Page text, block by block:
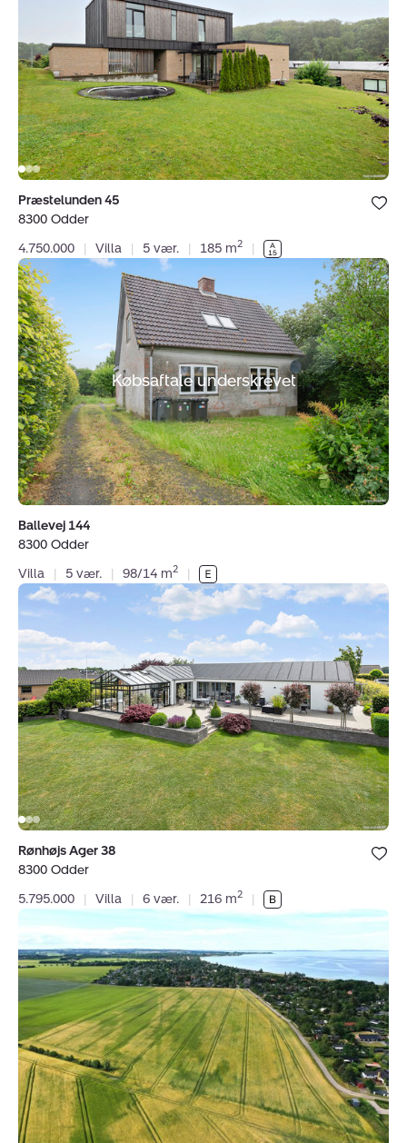
Bolig er
under dine
Præstelunden 45
8300 Odder
4.750.000
| Villa | 5 vær. | 185 m2 |
Villa:
Ballevej
144,
8300
Odder
Købsaftale underskrevet
Ballevej 144
8300 Odder
Villa
| 5 vær. | 98/14 m2 |
Villa:
Rønhøjs
Ager
38,
8300
Odder
Bolig er
under dine
Rønhøjs Ager 38
8300 Odder
5.795.000
| Villa | 6 vær. | 216 m2 |
Saksild
Strandfælled
Saksild
Strand,
8300
Odder